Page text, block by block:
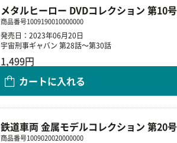
メタルヒーロー DVDコレクション 第10号
商品番号1009190010000000
発売日：2023年06月20日
宇宙刑事ギャバン 第28話～第30話
1,499円
カートに入れる
鉄道車両 金属モデルコレクション 第20号
商品番号1009020020000000